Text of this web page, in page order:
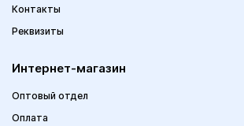
Контакты
Реквизиты
Интернет-магазин
Оптовый отдел
Оплата